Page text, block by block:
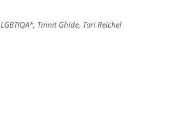
LGBTIQA*, Tmnit Ghide, Tori Reichel